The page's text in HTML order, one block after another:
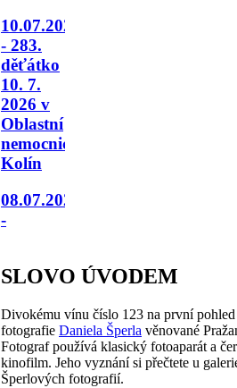
10.07.2026
- 283.
děťátko
10. 7.
2026 v
Oblastní
nemocnici
Kolín
08.07.2026
-
SLOVO ÚVODEM
Divokému vínu číslo 123 na první
fotografie Daniela Šperla věnované
Fotograf používá klasický fotoaparát a
kinofilm. Jeho vyznání si přečtete u
Šperlových fotografií.